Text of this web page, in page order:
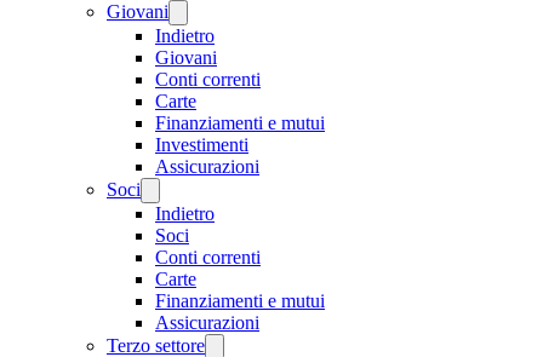
Giovani
Indietro
Giovani
Conti correnti
Carte
Finanziamenti e mutui
Investimenti
Assicurazioni
Soci
Indietro
Soci
Conti correnti
Carte
Finanziamenti e mutui
Assicurazioni
Terzo settore